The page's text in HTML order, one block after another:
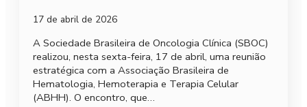
17 de abril de 2026
A Sociedade Brasileira de Oncologia Clínica (SBOC)
realizou, nesta sexta-feira, 17 de abril, uma reunião
estratégica com a Associação Brasileira de
Hematologia, Hemoterapia e Terapia Celular
(ABHH). O encontro, que…